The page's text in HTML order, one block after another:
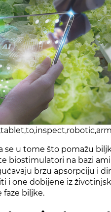
u tome što pomažu
biostimulatori na bazi
brzu apsorpciju i
i one dobijene iz
faze biljke.